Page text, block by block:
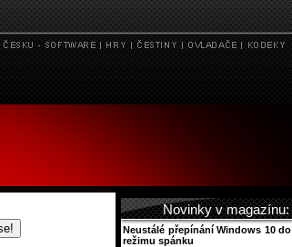
Novinky v magazínu:
Neustálé přepínání Windows 10 do
režimu spánku